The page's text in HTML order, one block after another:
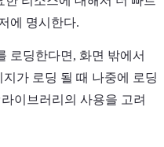
에 명시한다.
로딩한다면, 화면 밖에서
가 로딩 될 때 나중에 로딩
라이브러리의 사용을 고려